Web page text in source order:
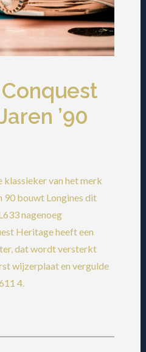
’90
klassieker van het merk
90 bouwt Longines dit
nagenoeg
Heritage heeft een
dat wordt versterkt
wijzerplaat en vergulde
4.